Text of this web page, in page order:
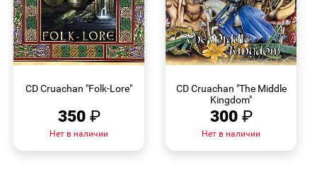
CD Cruachan "Folk-Lore"
350 ₽
Нет в наличии
CD Cruachan "The Middle
Kingdom"
300 ₽
Нет в наличии